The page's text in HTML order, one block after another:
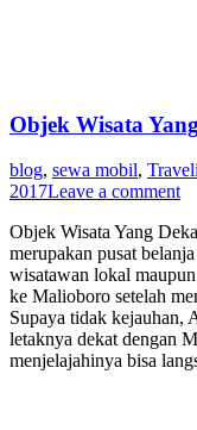
Objek Wisata
blog, sewa mobil,
2017Leave a comment
Objek Wisata Yang
merupakan pusat
wisatawan lokal
ke Malioboro setelah
Supaya tidak kejauhan,
letaknya dekat dengan
menjelajahinya bisa